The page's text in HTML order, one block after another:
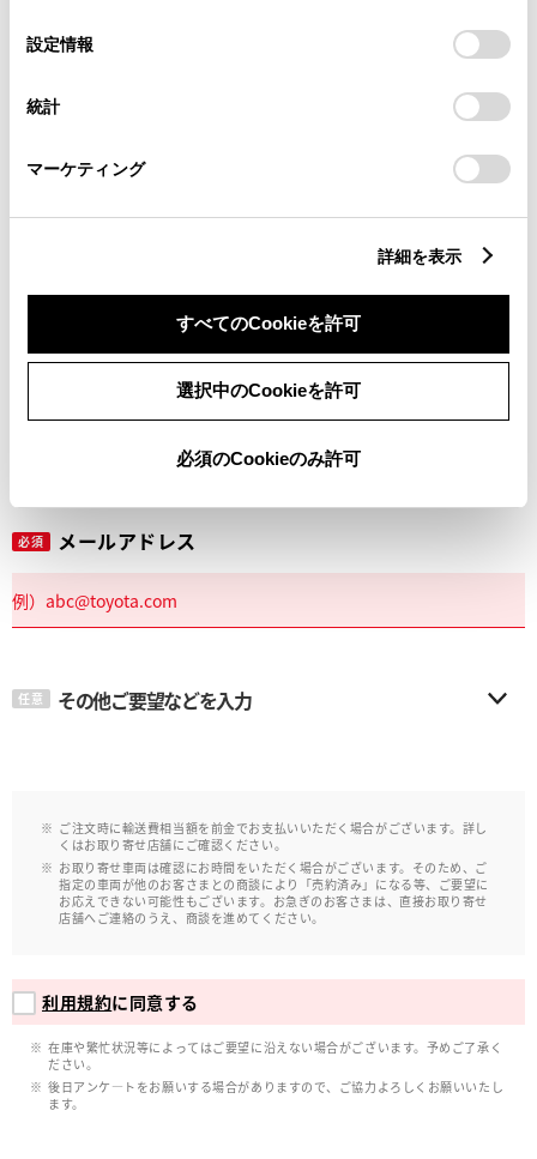
デバイスにすべてのCookie(クッキー)が保存されることに同
意したことになります。Cookie(クッキー)のオプトアウト、
設定の変更、同意を撤回したりするにあたっては、当社の
「Cookie（クッキー）情報の取り扱いについて
」をご覧くだ
設定情報
統計
マーケティング
詳細を表示
すべてのCookieを許可
選択中のCookieを許可
必須のCookieのみ許可
必須 市区町村名
丁目番地
必須 メールアドレス
任意 その他ご要望などを入力
ご注文時に輸送費相当額を前金でお支払いいただく場合がございます。詳し
くはお取り寄せ店舗にご確認ください。
お取り寄せ車両は確認にお時間をいただく場合がございます。そのため、ご
指定の車両が他のお客さまとの商談により「売約済み」になる等、ご要望に
お応えできない可能性もございます。お急ぎのお客さまは、直接お取り寄せ
店舗へご連絡のうえ、商談を進めてください。
利用規約に同意する
在庫や繁忙状況等によってはご要望に沿えない場合がございます。予めご了承く
ださい。
後日アンケ―トをお願いする場合がありますので、ご協力よろしくお願いいたし
ます。